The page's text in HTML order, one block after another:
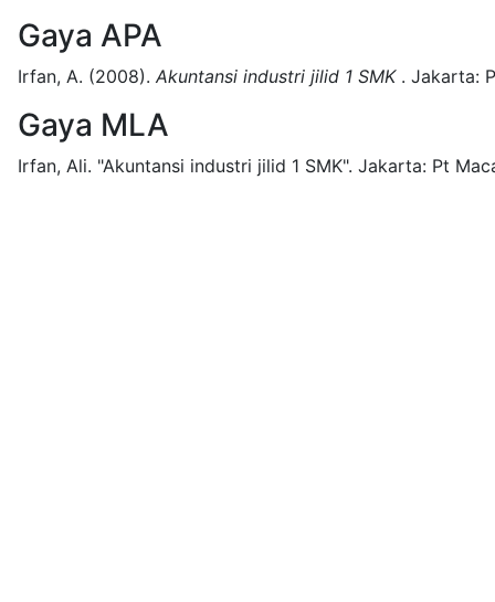
Gaya APA
Irfan, A. (2008). Akuntansi industri jilid 1 SMK. Jakarta:
Gaya MLA
Irfan, Ali. "Akuntansi industri jilid 1 SMK". Jakarta: Pt